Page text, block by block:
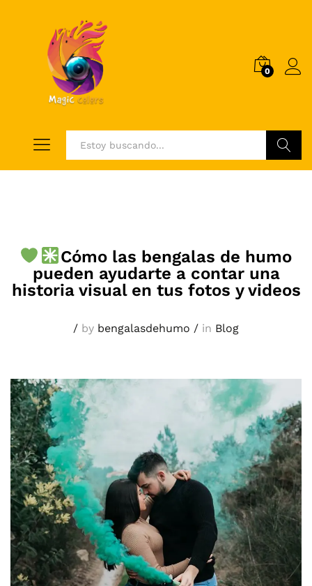
0
Cómo las bengalas de humo
pueden ayudarte a contar una
historia visual en tus fotos y videos
/ by bengalasdehumo / in Blog